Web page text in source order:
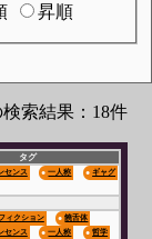
昇順
索結果：18件
タグ
センス 一人称
ギャグ
ィクション
饒舌体
センス 一人称
哲学